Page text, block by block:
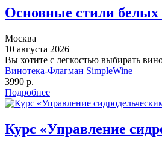
Основные стили белых
Москва
10 августа 2026
Вы хотите с легкостью выбирать
Винотека-Флагман SimpleWine
3990 р.
Подробнее
Курс «Управление